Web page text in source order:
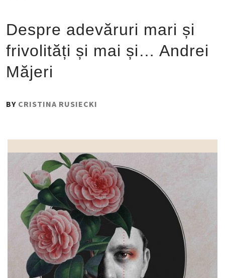
Despre adevăruri mari și
frivolități și mai și… Andrei
Măjeri
PUBLISHED
3
DECEMBRIE
BY CRISTINA RUSIECKI